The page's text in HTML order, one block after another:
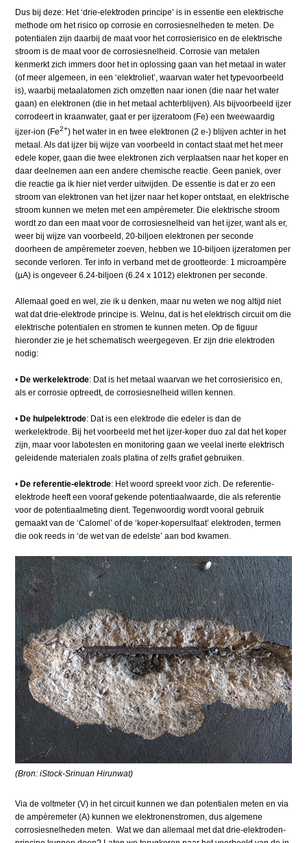
Dus bij deze: Het ‘drie-elektroden principe’ is in essentie een elektrische
methode om het risico op corrosie en corrosiesnelheden te meten. De
potentialen zijn daarbij de maat voor het corrosierisico en de elektrische
stroom is de maat voor de corrosiesnelheid. Corrosie van metalen
kenmerkt zich immers door het in oplossing gaan van het metaal in water
(of meer algemeen, in een ‘elektroliet’, waarvan water het typevoorbeeld
is), waarbij metaalatomen zich omzetten naar ionen (die naar het water
gaan) en elektronen (die in het metaal achterblijven). Als bijvoorbeeld ijzer
corrodeert in kraanwater, gaat er per ijzeratoom (Fe) een tweewaardig
ijzer-ion (Fe2+) het water in en twee elektronen(2 e-)blijven achter in het
metaal. Als dat ijzer bij wijze van voorbeeld in contact staat met het meer
edele koper, gaan die twee elektronen zich verplaatsen naar het koper en
daar deelnemen aan een andere chemische reactie. Geen paniek, over
die reactie ga ik hier niet verder uitwijden. De essentie is dat er zo een
stroom van elektronen van het ijzer naar het koper ontstaat, en elektrische
stroom kunnen we meten met een ampèremeter. Die elektrische stroom
wordt zo dan een maat voor de corrosiesnelheid van het ijzer, want als er,
weer bij wijze van voorbeeld, 20-biljoen elektronen per seconde
doorheen de ampèremeter zoeven, hebben we 10-biljoen ijzeratomen per
seconde verloren. Ter info in verband met de grootteorde: 1 microampère
(µA) is ongeveer 6.24-biljoen (6.24 x 1012) elektronen per seconde.
Allemaal goed en wel, zie ik u denken, maar nu weten we nog altijd niet
wat dat drie-elektrode principe is. Welnu, dat is het elektrisch circuit om die
elektrische potentialen en stromen te kunnen meten. Op de figuur
hieronder zie je het schematisch weergegeven. Er zijn drie elektroden
nodig:
•​De werkelektrode: Dat is het metaal waarvan we het corrosierisico en,
als er corrosie optreedt, de corrosiesnelheid willen kennen.
•​De hulpelektrode: Dat is een elektrode die edeler is dan de
werkelektrode. Bij het voorbeeld met het ijzer-koper duo zal dat het koper
zijn, maar voor labotesten en monitoring gaan we veelal inerte elektrisch
geleidende materialen zoals platina of zelfs grafiet gebruiken.
•​De referentie-elektrode: Het woord spreekt voor zich. De referentie-
elektrode heeft een vooraf gekende potentiaalwaarde, die als referentie
voor de potentiaalmeting dient. Tegenwoordig wordt vooral gebruik
gemaakt van de ‘Calomel’ of de ‘koper-kopersulfaat’ elektroden, termen
die ook reeds in ‘de wet van de edelste’ aan bod kwamen.
(Bron: iStock-Srinuan Hirunwat)
Via de voltmeter (V) in het circuit kunnen we dan potentialen meten en via
de ampèremeter (A) kunnen we elektronenstromen, dus algemene
corrosiesnelheden meten. Wat we dan allemaal met dat drie-elektroden-